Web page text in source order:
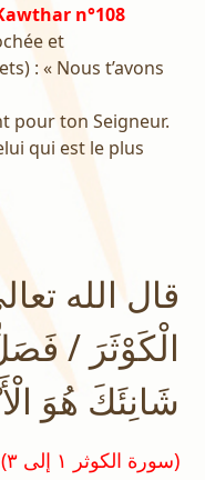
n°108
et
: « Nous t’avons
pour ton Seigneur.
qui est le plus
قال الله
الْكَوْثَرَ /
شَانِئَكَ هُوَ
(سورة الكوثر ١ إلى ٣)